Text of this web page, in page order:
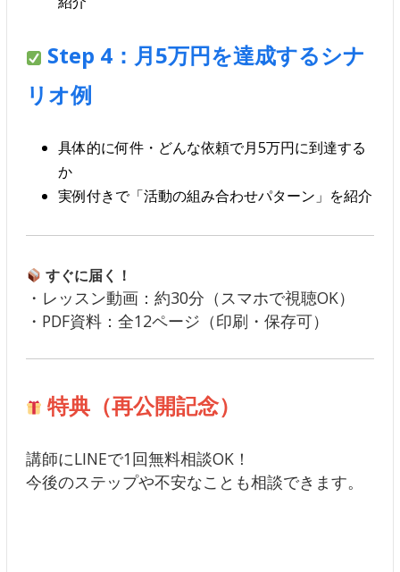
Step 4：月5万円を達成するシナ
リオ例
具体的に何件・どんな依頼で月5万円に到達する
か
実例付きで「活動の組み合わせパターン」を紹介
すぐに届く！
・レッスン動画：約30分（スマホで視聴OK）
・PDF資料：全12ページ（印刷・保存可）
特典（再公開記念）
講師にLINEで1回無料相談OK！
今後のステップや不安なことも相談できます。